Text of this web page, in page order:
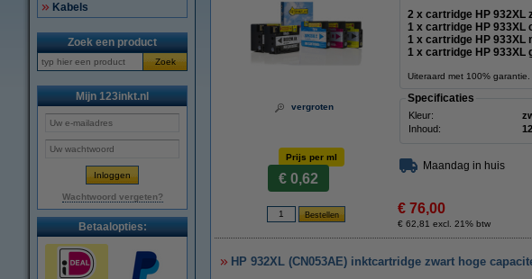
Kabels
Zoek een product
Zoek
Mijn 123inkt.nl
Wachtwoord vergeten?
Betaalopties:
vergroten
2 x cartridge HP 932XL
1 x cartridge HP 933XL
1 x cartridge HP 933XL
1 x cartridge HP 933XL
Uiteraard met 100% garantie.
Specificaties
Kleur:
Inhoud:
Prijs per ml
€ 0,62
Maandag in huis
€ 76,00
€ 62,81 excl. 21% btw
HP 932XL (CN053AE) inktcartridge zwart hoge